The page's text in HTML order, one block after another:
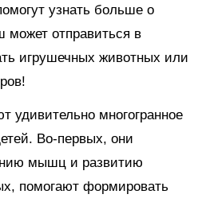
узнать больше о
отправиться в
игрушечных животных или
удивительно многогранное
Во-первых, они
мышц и развитию
помогают формировать